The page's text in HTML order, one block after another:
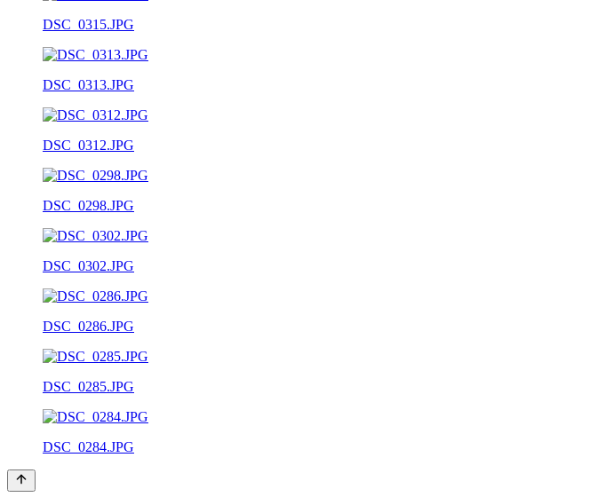
DSC_0315.JPG
DSC_0313.JPG
DSC_0312.JPG
DSC_0298.JPG
DSC_0302.JPG
DSC_0286.JPG
DSC_0285.JPG
DSC_0284.JPG